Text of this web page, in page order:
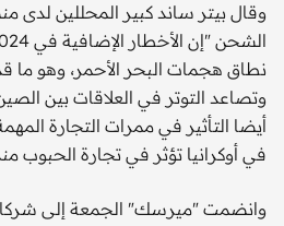
وقال بيتر ساند كبير المحللين لدى
نطاق هجمات البحر الأحمر، وهو ما
وتصاعد التوتر في العلاقات بين
أيضا التأثير في ممرات التجارة
في أوكرانيا تؤثر في تجارة الحبوب منذ
وانضمت "ميرسك" الجمعة إلى